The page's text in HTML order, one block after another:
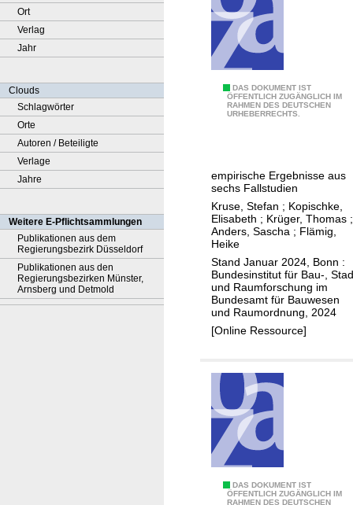
Ort
Verlag
Jahr
Clouds
Schlagwörter
Orte
Autoren / Beteiligte
Verlage
Jahre
Weitere E-Pflichtsammlungen
Publikationen aus dem
Regierungsbezirk Düsseldorf
Publikationen aus den
Regierungsbezirken Münster,
Arnsberg und Detmold
DAS DOKUMENT IST
ÖFFENTLICH ZUGÄNGLICH IM
RAHMEN DES DEUTSCHEN
URHEBERRECHTS.
r
k
u
n
g
e
n
d
e
O
V
I
D
-
1
empirische Ergebnisse aus
sechs Fallstudien
Kruse, Stefan ; Kopischke,
Elisabeth ; Krüger, Thomas ;
Anders, Sascha ; Flämig,
Heike
Stand Januar 2024, Bonn :
Bundesinstitut für Bau-,
und Raumforschung im
Bundesamt für Bauwesen
und Raumordnung, 2024
[Online Ressource]
DAS DOKUMENT IST
ÖFFENTLICH ZUGÄNGLICH IM
RAHMEN DES DEUTSCHEN